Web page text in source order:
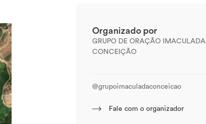
Organizado por
GRUPO DE ORAÇÃO IMACULADA
CONCEIÇÃO
@grupoimaculadaconceicao
Fale com o organizador